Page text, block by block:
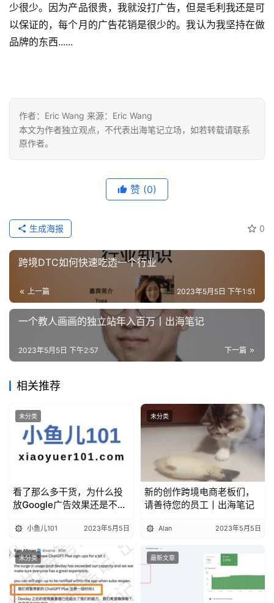
少很少。因为产品很贵，我就没打广告，但是毛利我还是可
以保证的，每个月的广告花销是很少的。我认为我坚持在做
品牌的东西......
作者：Eric Wang 来源：Eric Wang
本文为作者独立观点，不代表出海笔记立场，如若转载请联系
原作者。
赞 (0)
0
生成海报
跨境DTC如何快速吃透一个行业
上一篇 2023年5月5日 下午1:51
一个教人画画的独立站年入百万丨出海笔记
下一篇
2023年5月5日 下午2:57
相关推荐
未分类
看了那么多干货，为什么投
放Google广告效果还是不好
小鱼儿101 2023年5月5日
未分类
新的创作跨境电商老板们，
请善待您的员工丨出海笔记
Alan 2023年5月5日
未分类 最新文章